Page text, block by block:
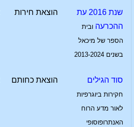
שנת 2016 עת
ההכרעה ובית
הספר של מיכאל
בשנים 2013-2024
הוצאת חירות
סוד הגילים
חקירות ביוגרפיות
לאור מדע הרוח
האנתרופוסופי
הוצאת כחותם